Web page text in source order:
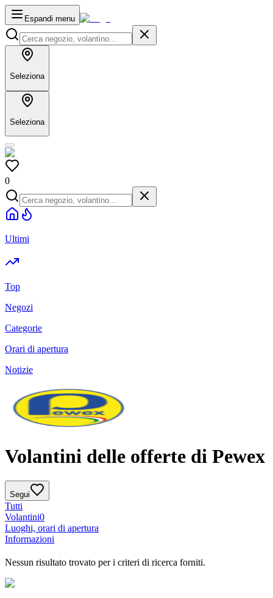
Espandi menu
Seleziona
Seleziona
0
Ultimi
Top
Negozi
Categorie
Orari di apertura
Notizie
Volantini delle offerte di Pewex
Segui
Tutti
Volantini0
Luoghi, orari di apertura
Informazioni
Nessun risultato trovato per i criteri di ricerca forniti.